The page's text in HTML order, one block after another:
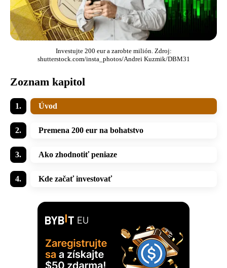
Investujte 200 eur a zarobte milión. Zdroj:
shutterstock.com/insta_photos/Andrei Kuzmik/DBM31
Zoznam kapitol
Úvod
Premena 200 eur na bohatstvo
Ako zhodnotiť peniaze
Kde začať investovať